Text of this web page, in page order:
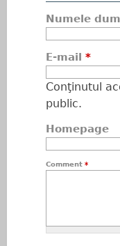
Numele
E-mail *
Conţinutul
public.
Homepage
Comment *